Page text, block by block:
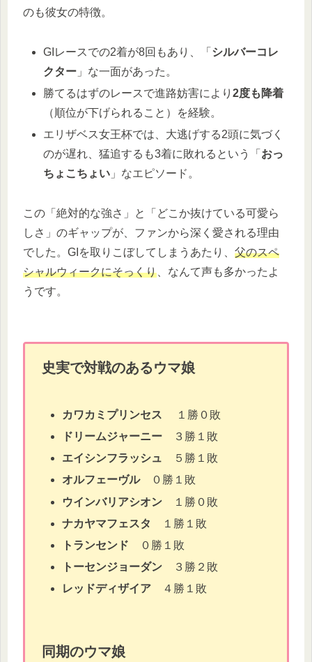
のも彼女の特徴。
GIレースでの2着が8回もあり、「 シルバーコレ
クター 」な一面があった。
勝てるはずのレースで進路妨害により2度も降着
（順位が下げられること）を経験。
エリザベス女王杯では、大逃げする2頭に気づく
のが遅れ、猛追するも3着に敗れるという「 おっ
ちょこちょい 」なエピソード。
この「絶対的な強さ」と「どこか抜けている可愛ら
しさ」のギャップが、ファンから深く愛される理由
でした。GIを取りこぼしてしまうあたり、 父のスペ
シャルウィークにそっくり 、なんて声も多かったよ
うです。
史実で対戦のあるウマ娘
カワカミプリンセス １勝０敗
ドリームジャーニー ３勝１敗
エイシンフラッシュ ５勝１敗
オルフェーヴル０勝１敗
ウインバリアシオン １勝０敗
ナカヤマフェスタ
１勝１敗
トランセンド ０勝１敗
トーセンジョーダン ３勝２敗
レッドディザイア ４勝１敗
同期のウマ娘